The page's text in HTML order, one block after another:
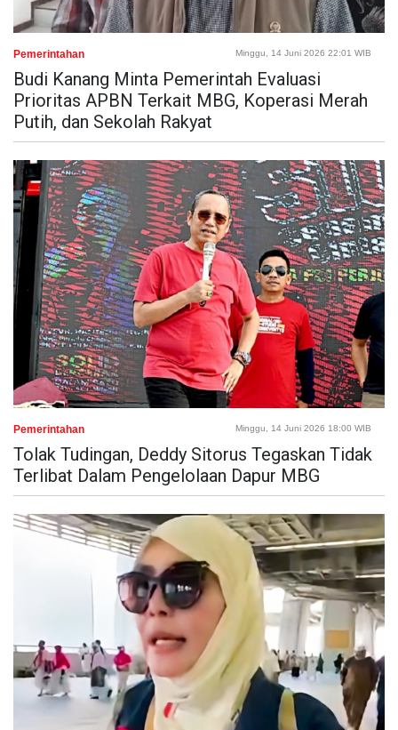
Pemerintahan Minggu, 14 Juni 2026 22:01 WIB
Budi Kanang Minta Pemerintah Evaluasi
Prioritas APBN Terkait MBG, Koperasi Merah
Putih, dan Sekolah Rakyat
Pemerintahan Minggu, 14 Juni 2026 18:00 WIB
Tolak Tudingan, Deddy Sitorus Tegaskan Tidak
Terlibat Dalam Pengelolaan Dapur MBG